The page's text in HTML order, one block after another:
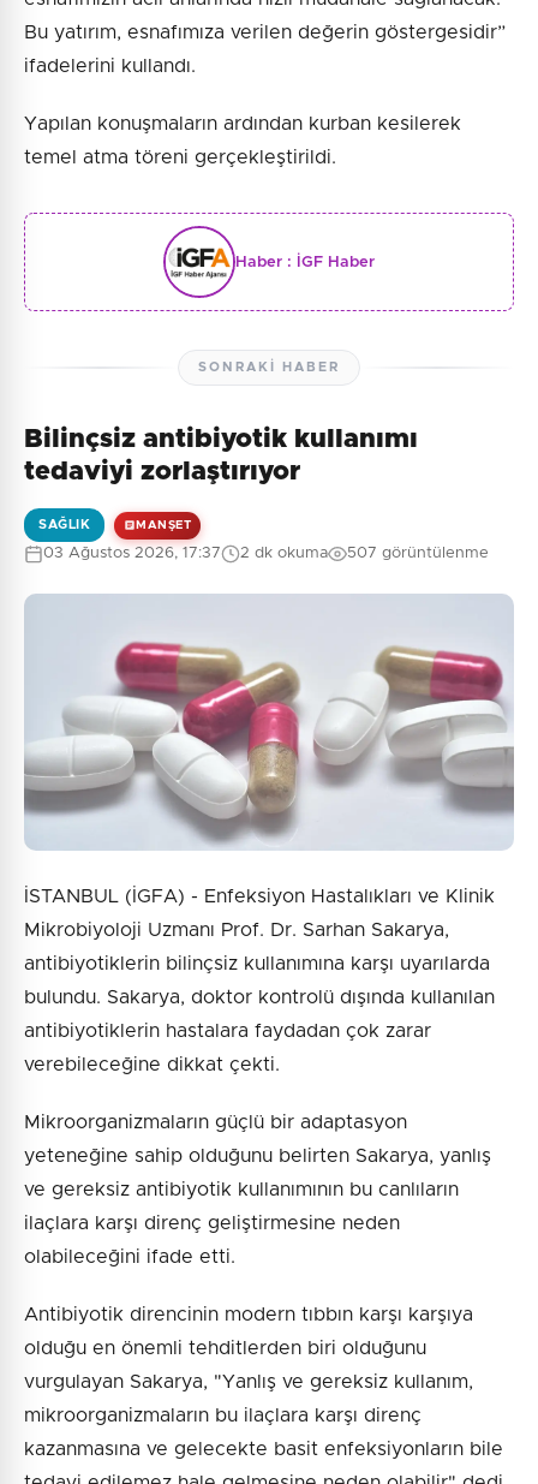
Bu yatırım, esnafımıza verilen değerin göstergesidir”
ifadelerini kullandı.
Yapılan konuşmaların ardından kurban kesilerek
temel atma töreni gerçekleştirildi.
Haber : İGF Haber
SONRAKI HABER
Bilinçsiz antibiyotik kullanımı
tedaviyi zorlaştırıyor
SAĞLIK MANŞET
03 Ağustos 2026, 17:37 2 dk okuma 507 görüntülenme
İSTANBUL (İGFA) - Enfeksiyon Hastalıkları ve Klinik
Mikrobiyoloji Uzmanı Prof. Dr. Sarhan Sakarya,
antibiyotiklerin bilinçsiz kullanımına karşı uyarılarda
bulundu. Sakarya, doktor kontrolü dışında kullanılan
antibiyotiklerin hastalara faydadan çok zarar
verebileceğine dikkat çekti.
Mikroorganizmaların güçlü bir adaptasyon
yeteneğine sahip olduğunu belirten Sakarya, yanlış
ve gereksiz antibiyotik kullanımının bu canlıların
ilaçlara karşı direnç geliştirmesine neden
olabileceğini ifade etti.
Antibiyotik direncinin modern tıbbın karşı karşıya
olduğu en önemli tehditlerden biri olduğunu
vurgulayan Sakarya, "Yanlış ve gereksiz kullanım,
mikroorganizmaların bu ilaçlara karşı direnç
kazanmasına ve gelecekte basit enfeksiyonların bile